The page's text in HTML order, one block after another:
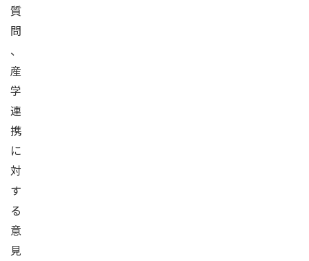
質
問
、
産
学
連
携
に
対
す
る
意
見